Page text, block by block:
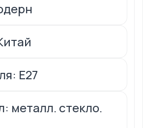
Е27
металл. стекло.